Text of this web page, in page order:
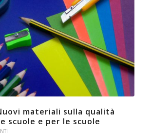
materiali sulla qualità
scuole e per le scuole